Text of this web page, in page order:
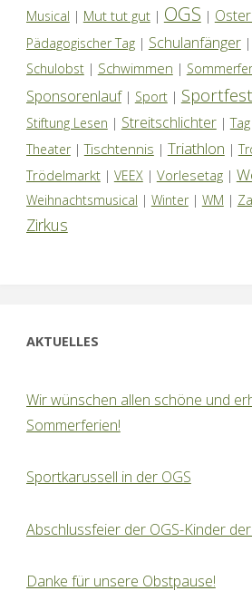
Musical | Mut tut gut| OGS |
Pädagogischer Tag| Schulanfänger|
Schulobst| Schwimmen |
Sponsorenlauf| Sport| Sportfest
Stiftung Lesen | Streitschlichter|
Theater|Tischtennis | Triathlon |
Trödelmarkt| VEEX | Vorlesetag|
Weihnachtsmusical | Winter| WM |
Zirkus
AKTUELLES
Wir wünschen allen schöne und
Sommerferien!
Sportkarussell in der OGS
Abschlussfeier der OGS-Kinder
Danke für unsere Obstpause!